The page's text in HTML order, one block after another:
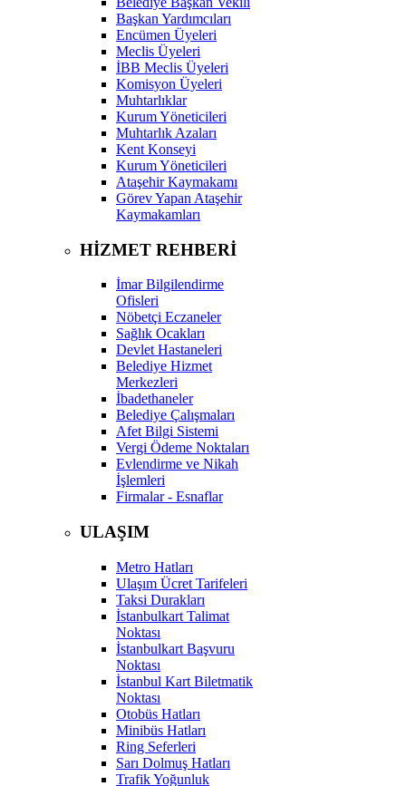
Başkan Yardımcıları
Encümen Üyeleri
Meclis Üyeleri
İBB Meclis Üyeleri
Komisyon Üyeleri
Muhtarlıklar
Kurum Yöneticileri
Muhtarlık Azaları
Kent Konseyi
Kurum Yöneticileri
Ataşehir Kaymakamı
Görev Yapan Ataşehir
Kaymakamları
HİZMET REHBERİ
İmar Bilgilendirme
Ofisleri
Nöbetçi Eczaneler
Sağlık Ocakları
Devlet Hastaneleri
Belediye Hizmet
Merkezleri
İbadethaneler
Belediye Çalışmaları
Afet Bilgi Sistemi
Vergi Ödeme Noktaları
Evlendirme ve Nikah
İşlemleri
Firmalar - Esnaflar
ULAŞIM
Metro Hatları
Ulaşım Ücret Tarifeleri
Taksi Durakları
İstanbulkart Talimat
Noktası
İstanbulkart Başvuru
Noktası
İstanbul Kart Biletmatik
Noktası
Otobüs Hatları
Minibüs Hatları
Ring Seferleri
Sarı Dolmuş Hatları
Trafik Yoğunluk